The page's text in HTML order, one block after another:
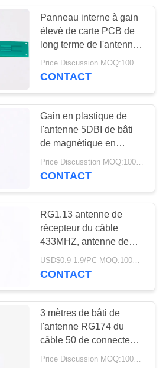
de
de wifi
17
basse
32
de 3G 4G
69
Panneau interne à gain
élevé de carte PCB de
long terme de l'antenne
433MHZ de carte PCB
avec le connecteur
Price Discussion MOQ:100PCS
CONTACT
Gain en plastique de
l'antenne 5DBI de bâti
de magnétique en
caoutchouc avec le
cable connecteur
CONTACT
RG1.13 antenne de
récepteur du câble
433MHZ, antenne de
récepteur d'intérieur
noire de rf
USD$0.9-1.9/PC MOQ:100PCS
CONTACT
3 mètres de bâti de
l'antenne RG174 du
câble 50 de connecteur
masculin magnétique de
Price Discussion MOQ:100PCS